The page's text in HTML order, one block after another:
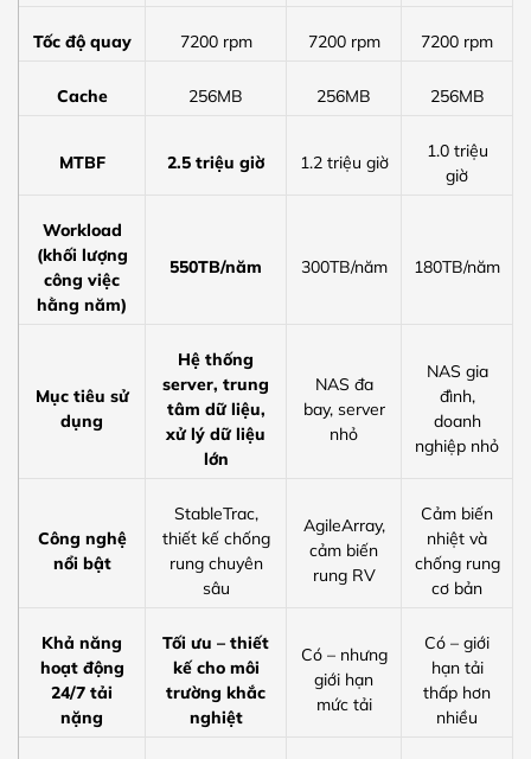
Tốc độ quay 7200 rpm 7200 rpm 7200 rpm
Cache 256MB 256MB 256MB
MTBF 2.5 triệu giờ 1.2 triệu giờ
1.0 triệu
giờ
Workload
(khối lượng
công việc
hằng năm)
550TB/năm 300TB/năm 180TB/năm
Mục tiêu sử
dụng
Hệ thống
server, trung
tâm dữ liệu,
xử lý dữ liệu
lớn
NAS đa
bay, server
nhỏ
NAS gia
đình,
doanh
nghiệp nhỏ
Công nghệ
nổi bật
StableTrac,
thiết kế chống
rung chuyên
sâu
AgileArray,
cảm biến
rung RV
Cảm biến
nhiệt và
chống rung
cơ bản
Khả năng
hoạt động
24/7 tải
nặng
Tối ưu – thiết
kế cho môi
trường khắc
nghiệt
Có – nhưng
giới hạn
mức tải
Có – giới
hạn tải
thấp hơn
nhiều